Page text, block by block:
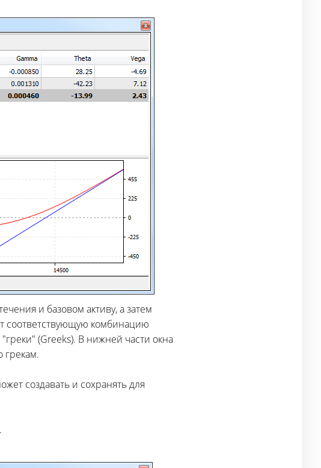
и базовом активу, а затем
соответствующую комбинацию
(Greeks). В нижней части окна
грекам.
создавать и сохранять для